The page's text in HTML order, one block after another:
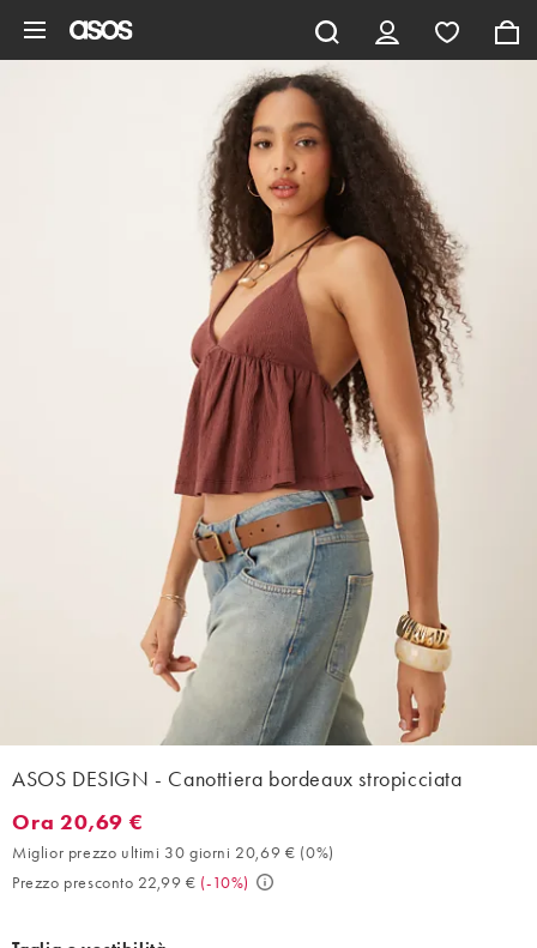
ASOS DESIGN - Canottiera bordeaux stropicciata
Ora 20,69 €. Miglior prezzo ultimi 30 giorni 20,69 € (0%).
Ora 20,69 €
Miglior prezzo ultimi 30 giorni 20,69 € (0%)
Prezzo presconto 22,99 € (-10%)